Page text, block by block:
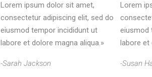
Lorem ipsum dolor sit amet,
consectetur adipiscing elit, sed do
eiusmod tempor incididunt ut
labore et dolore magna aliqua.»
-Sarah Jackson
Lorem
eiusmod
labore et
-Susan